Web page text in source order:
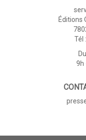
Éditions
Tél
9h